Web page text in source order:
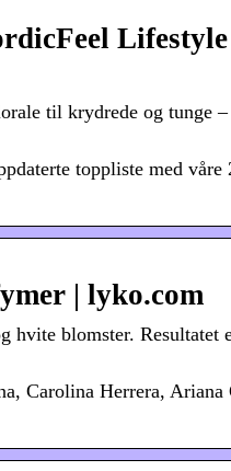
Lifestyle
til krydrede og tunge –
toppliste med
| lyko.com
blomster. Resultatet
Carolina Herrera,